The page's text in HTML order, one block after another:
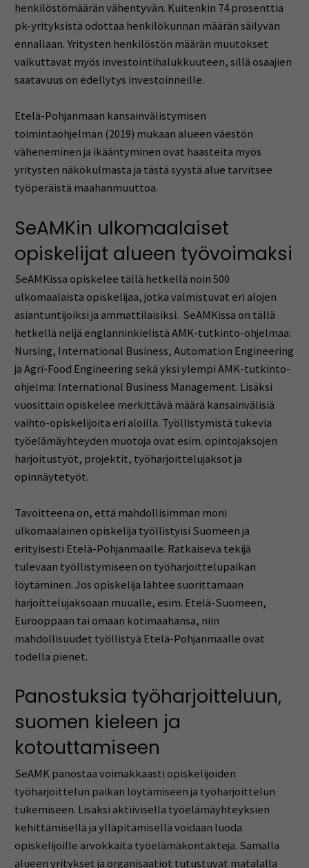
henkilöstömäärän vähentyvän. Kuitenkin 74 prosenttia
pk-yrityksistäodottaa henkilökunnan määrän säilyvän
ennallaan. Yritysten henkilöstön määrän muutokset
vaikuttavat myös investointihalukkuuteen, silläosaajien
saatavuus on edellytys investoinneille.
Etelä-Pohjanmaan kansainvälistymisen
toimintaohjelman (2019) mukaan alueen väestön
väheneminen ja ikääntyminen ovat haasteita myös
yritysten näkökulmasta ja tästä syystä alue tarvitsee
työperäistä maahanmuuttoa.
SeAMKin ulkomaalaiset
opiskelijat alueen työvoimaksi
SeAMKissaopiskelee tällä hetkellä noin 500
ulkomaalaista opiskelijaa, jotka valmistuvat eri alojen
asiantuntijoiksi ja ammattilaisiksi. SeAMKissaon tällä
hetkellä neljä englanninkielistä AMK-tutkinto-ohjelmaa:
Nursing, International Business,Automation Engineering
jaAgri-Food Engineering sekä yksi ylempi AMK-tutkinto-
ohjelma: International Business Management. Lisäksi
vuosittain opiskelee merkittävä määrä kansainvälisiä
vaihto-opiskelijoita eri aloilla. Työllistymistä tukevia
työelämäyhteyden muotoja ovat esim. opintojaksojen
harjoitustyöt, projektit, työharjoittelujaksot ja
opinnäytetyöt.
Tavoitteena on, että mahdollisimman moni
ulkomaalainen opiskelija työllistyisi Suomeen ja
erityisesti Etelä-Pohjanmaalle. Ratkaiseva tekijä
tulevaan työllistymiseen on työharjoittelupaikan
löytäminen. Jos opiskelija lähtee suorittamaan
harjoittelujaksoaan muualle, esim. Etelä-Suomeen,
Eurooppaan tai omaan kotimaahansa, niin
mahdollisuudet työllistyä Etelä-Pohjanmaalle ovat
todella pienet.
Panostuksia työharjoitteluun,
suomen kieleen ja
kotouttamiseen
SeAMK panostaa voimakkaasti opiskelijoiden
työharjoittelun paikan löytämiseen ja työharjoittelun
tukemiseen. Lisäksi aktiivisella työelämäyhteyksien
kehittämisellä ja ylläpitämisellä voidaan luoda
opiskelijoillearvokkaita työelämäkontakteja. Samalla
alueen yritykset ja organisaatiot tutustuvat matalalla